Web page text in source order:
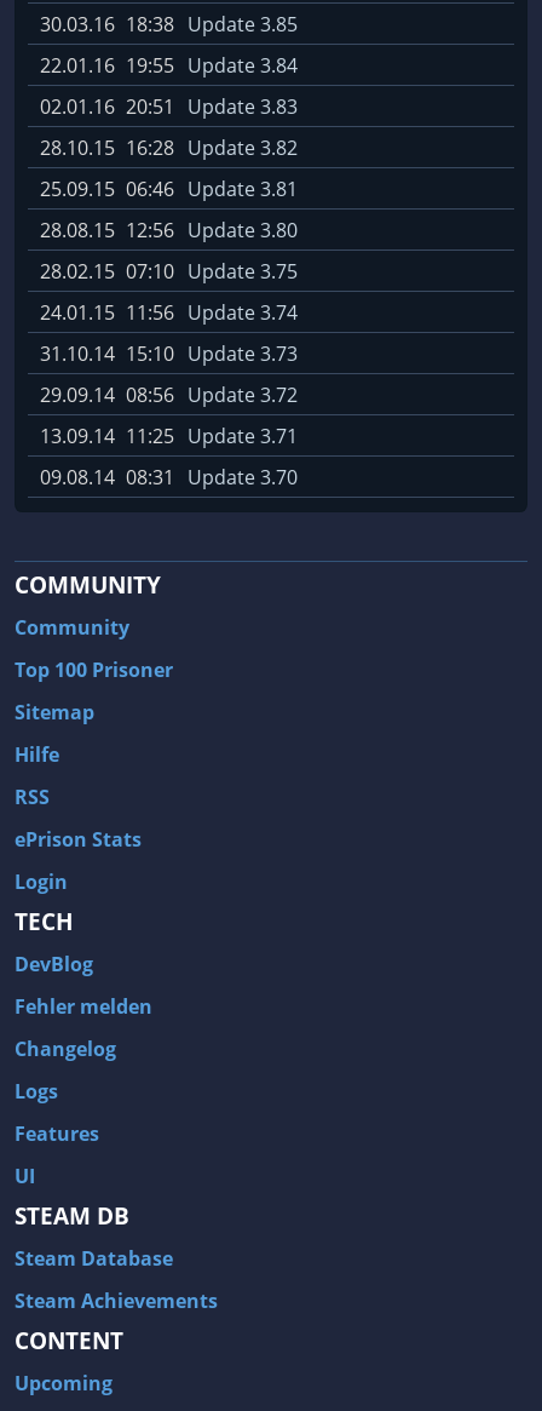
30.03.16 18:38 Update 3.85
22.01.16 19:55 Update 3.84
02.01.16 20:51
Update 3.83
28.10.15 16:28 Update 3.82
25.09.15 06:46 Update 3.81
28.08.15 12:56 Update 3.80
28.02.15 07:10 Update 3.75
24.01.15 11:56 Update 3.74
31.10.14 15:10 Update 3.73
29.09.14 08:56 Update 3.72
13.09.14 11:25 Update 3.71
09.08.14 08:31 Update 3.70
COMMUNITY
Community
Top 100 Prisoner
Sitemap
Hilfe
RSS
ePrison Stats
Login
TECH
DevBlog
Fehler melden
Changelog
Logs
Features
UI
STEAM DB
Steam Database
Steam Achievements
CONTENT
Upcoming